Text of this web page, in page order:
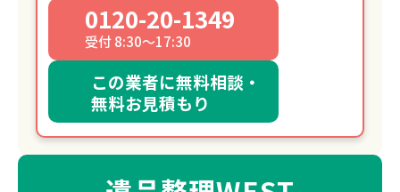
0120-20-1349
受付 8:30～17:30
この業者に無料相談・
無料お見積もり